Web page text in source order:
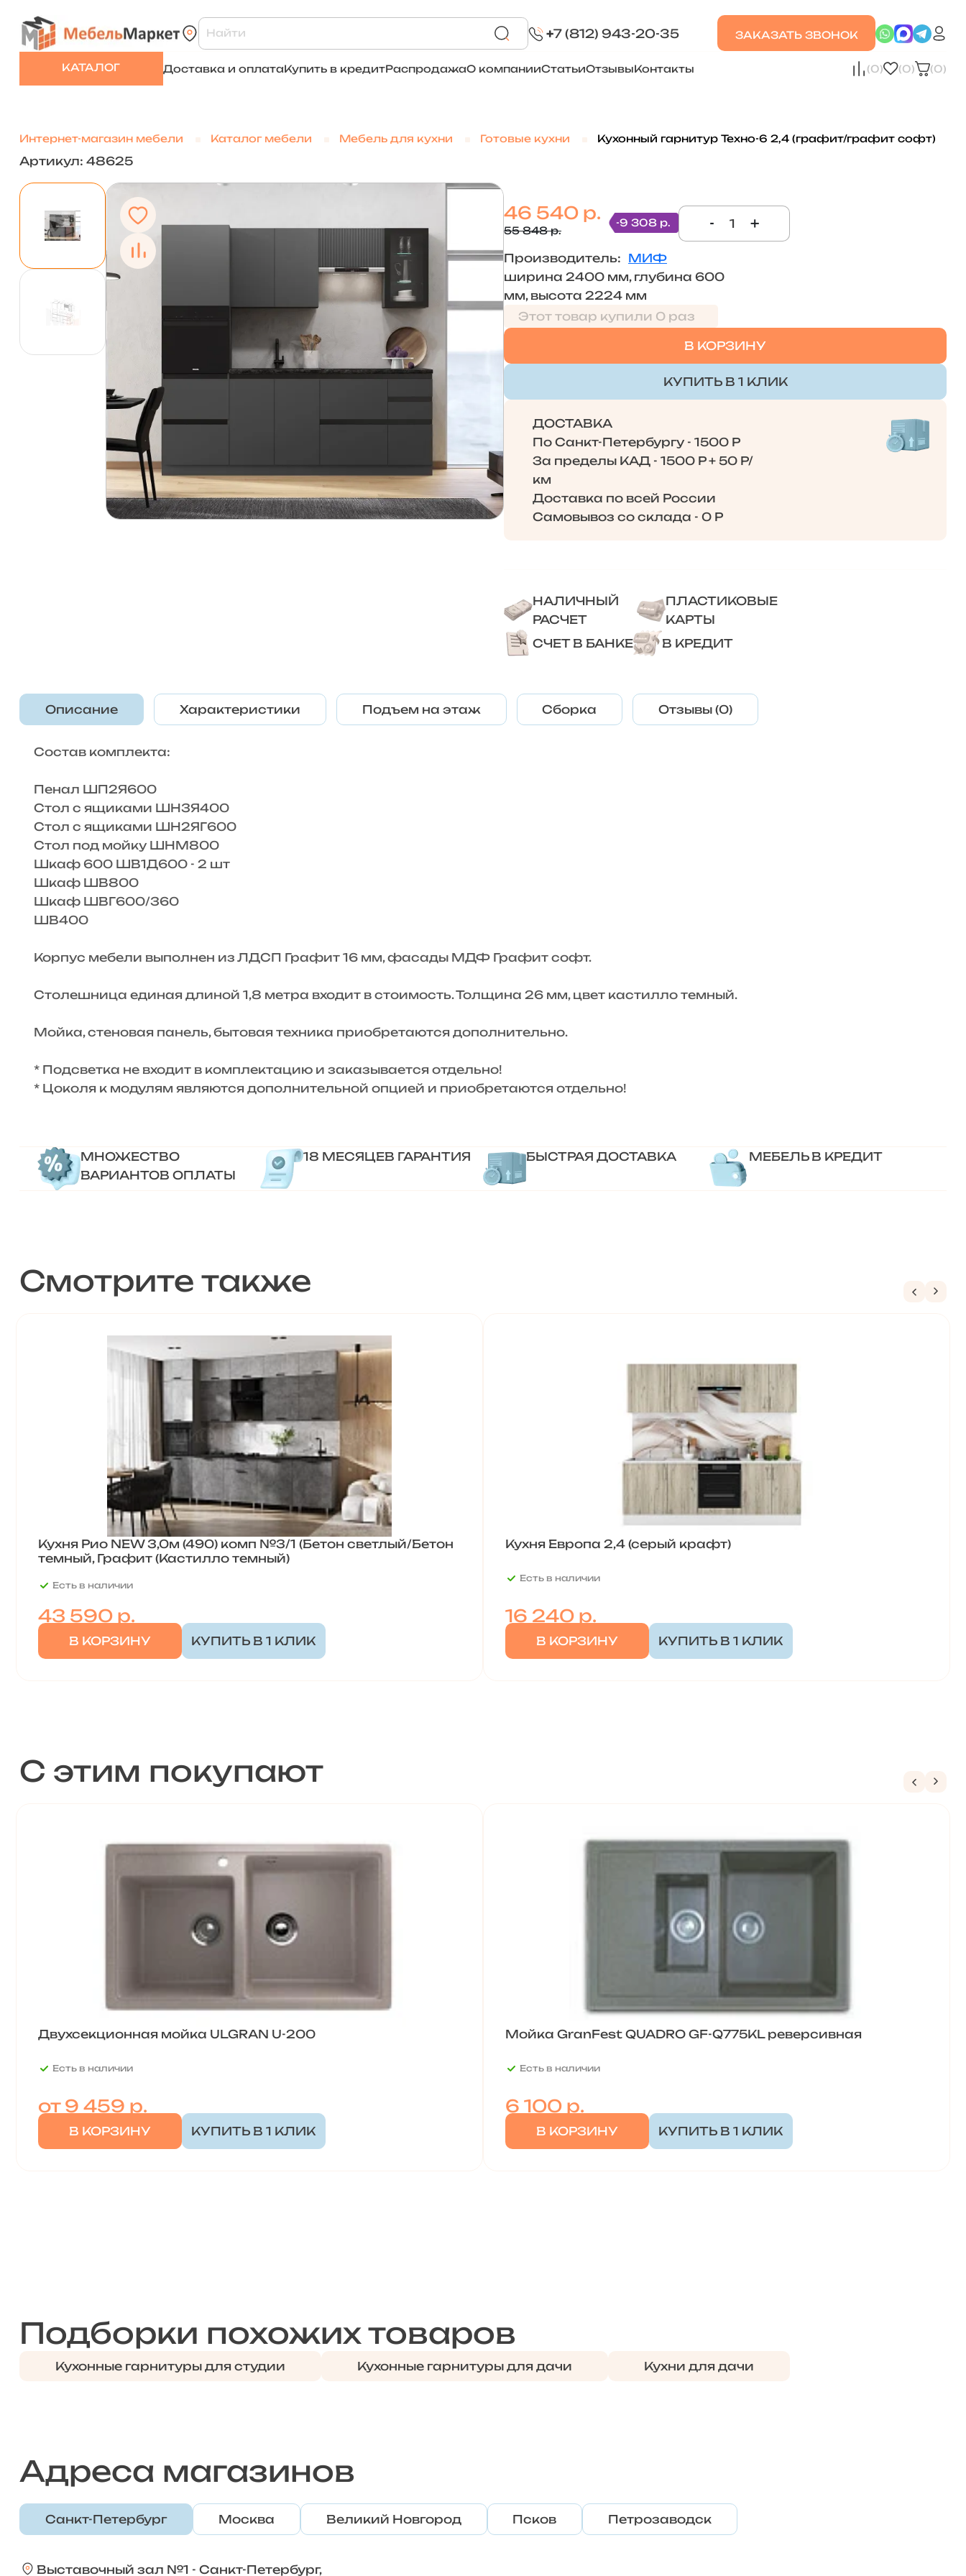
+7 (812) 943-20-35 ЗАКАЗАТЬ ЗВОНОК
КАТАЛОГ Доставка и оплатаКупить в кредитРаспродажаО компанииСтатьиОтзывыКонтакты (0) (0) (0)
Интернет-магазин мебели Каталог мебели Мебель для кухни Готовые кухни Кухонный гарнитур Техно-6 2,4 (графит/графит софт)
Артикул: 48625
46 540 р.
55 848 р.
-9 308 р. - +
Производитель: МИФ
ширина 2400 мм, глубина 600
мм, высота 2224 мм
Этот товар купили 0 раз
В КОРЗИНУ
КУПИТЬ В 1 КЛИК
ДОСТАВКА
По Санкт-Петербургу - 1500 Р
За пределы КАД - 1500 Р + 50 Р/
км
Доставка по всей России
Самовывоз со склада - 0 Р
НАЛИЧНЫЙ
РАСЧЕТ
ПЛАСТИКОВЫЕ
КАРТЫ
СЧЕТ В БАНКЕ
В КРЕДИТ
Описание Характеристики Подъем на этаж Сборка Отзывы (0)
Состав комплекта:
Пенал ШП2Я600
Стол с ящиками ШН3Я400
Стол с ящиками ШН2ЯГ600
Стол под мойку ШНМ800
Шкаф 600 ШВ1Д600 - 2 шт
Шкаф ШВ800
Шкаф ШВГ600/360
ШВ400
Корпус мебели выполнен из ЛДСП Графит 16 мм, фасады МДФ Графит софт.
Столешница единая длиной 1,8 метра входит в стоимость. Толщина 26 мм, цвет кастилло темный.
Мойка, стеновая панель, бытовая техника приобретаются дополнительно.
* Подсветка не входит в комплектацию и заказывается отдельно!
* Цоколя к модулям являются дополнительной опцией и приобретаются отдельно!
МНОЖЕСТВО
ВАРИАНТОВ ОПЛАТЫ
18 МЕСЯЦЕВ ГАРАНТИЯ БЫСТРАЯ ДОСТАВКА МЕБЕЛЬ В КРЕДИТ
Смотрите также
Кухня Рио NEW 3,0м (490) комп №3/1 (Бетон светлый/Бетон
темный, Графит (Кастилло темный)
Есть в наличии
43 590р.
В КОРЗИНУ КУПИТЬ В 1 КЛИК
Кухня Европа 2,4 (серый крафт)
Есть в наличии
16 240р.
В КОРЗИНУ КУПИТЬ В 1 КЛИК
С этим покупают
Двухсекционная мойка ULGRAN U-200
Есть в наличии
от 9 459 р.
В КОРЗИНУ КУПИТЬ В 1 КЛИК
Мойка GranFest QUADRO GF-Q775KL реверсивная
Есть в наличии
6 100р.
В КОРЗИНУ КУПИТЬ В 1 КЛИК
Подборки похожих товаров
Кухонные гарнитуры для студии Кухонные гарнитуры для дачи Кухни для дачи
Адреса магазинов
Санкт-Петербург Москва Великий Новгород Псков Петрозаводск
Выставочный зал №1 - Санкт-Петербург,